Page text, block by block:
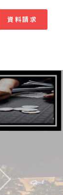
資料請求
のコミュニティ
ォーマンス
店
ー・ヘルスケア